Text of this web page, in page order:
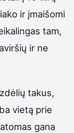
ir įmaišomi
tam,
ir ne
takus,
vietą prie
gana